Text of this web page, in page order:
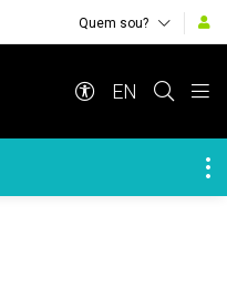
Quem sou?
EN